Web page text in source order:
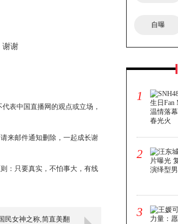
谢谢
表中国直播网的观点或立场，
来邮件通知删除，一起成长谢
：只要真实，不怕事大，有线
民女神之称,简直美翻
自曝
1
2
3